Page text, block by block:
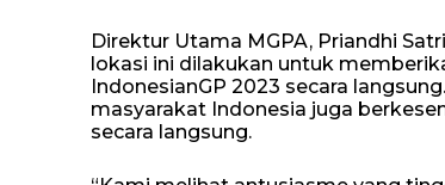
Direktur Utama MGPA, Priandhi
lokasi ini dilakukan untuk
IndonesianGP 2023 secara
masyarakat Indonesia juga
secara langsung.